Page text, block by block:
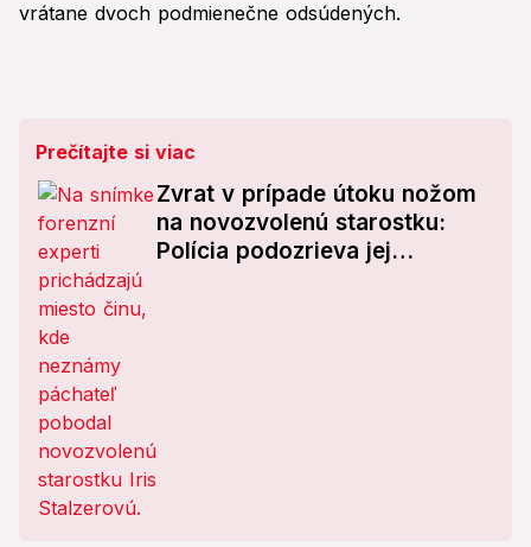
vrátane dvoch podmienečne odsúdených.
Prečítajte si viac
Zvrat v prípade útoku nožom
na novozvolenú starostku:
Polícia podozrieva jej